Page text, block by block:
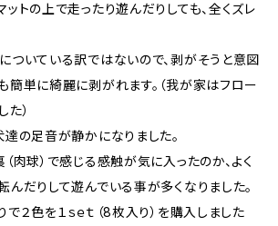
ットの上で走ったり遊んだりしても、全くズレ
ついている訳ではないので、剥がそうと意図
簡単に綺麗に剥がれます。（我が家はフロー
た）
達の足音が静かになりました。
（肉球）で感じる感触が気に入ったのか、よく
んだりして遊んでいる事が多くなりました。
２色を１ｓｅｔ（8枚入り）を購入しました